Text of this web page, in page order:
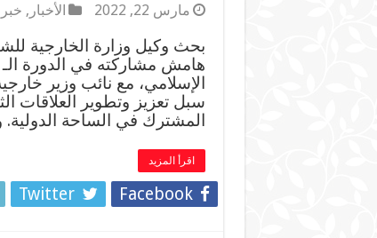
مارس 22, 2022 الأخبار ,
بحث وكيل وزارة الخارجية
الإسلامي، مع نائب وزير
سبل تعزيز وتطوير العلاقات
المشترك في الساحة
اقرأ المزيد
Facebook
Twitter